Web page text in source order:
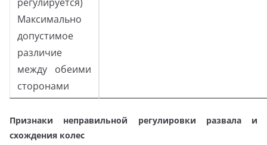
Максимально
допустимое
различие
между обеими
сторонами
Признаки неправильной регулировки развала и
схождения колес